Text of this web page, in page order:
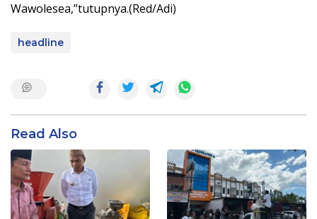
Wawolesea,”tutupnya.(Red/Adi)
headline
Read Also